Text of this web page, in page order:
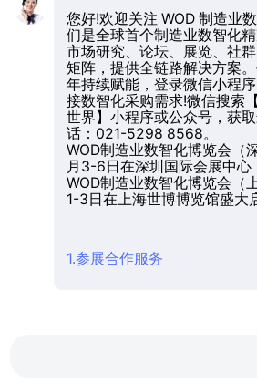
您好!欢迎关注 WOD 制造业
们是全球首个制造业数智化
市场研究、论坛、展览、社
矩阵，提供全链路解决方案
年持续赋能，登录微信小程
接数智化采购需求!微信搜索
世界】小程序或公众号，获
话：021-5298 8568。
WOD制造业数智化博览会（
月3-6日在深圳国际会展中心
WOD制造业数智化博览会（
1-3日在上海世博博览馆盛大
1.参展合作服务